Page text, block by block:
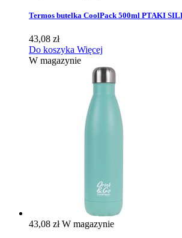
Termos butelka CoolPack 500ml PTAKI
43,08 zł
Do koszyka Więcej
W magazynie
43,08 złW magazynie